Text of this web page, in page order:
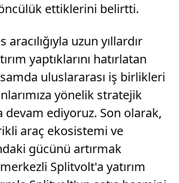
ettiklerini belirtti.
uzun yıllardır
yaptıklarını hatırlatan
uluslararası iş birlikleri
yönelik stratejik
devam ediyoruz. Son olarak,
araç ekosistemi ve
gücünü artırmak
Splitvolt'a yatırım